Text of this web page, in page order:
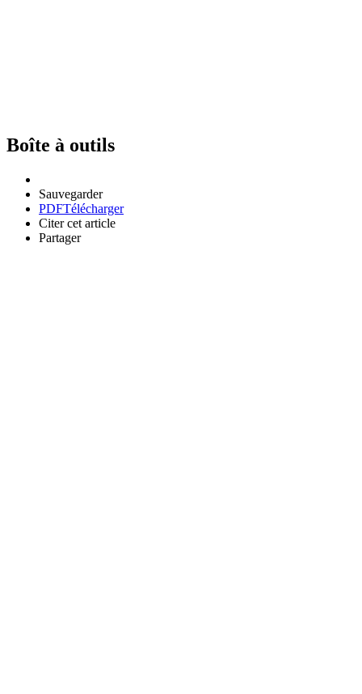
Boîte à outils
Sauvegarder
PDFTélécharger
Citer cet article
Partager